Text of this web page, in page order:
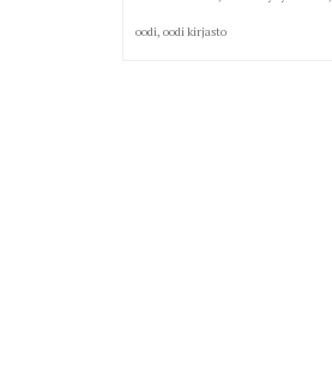
oodi, oodi kirjasto